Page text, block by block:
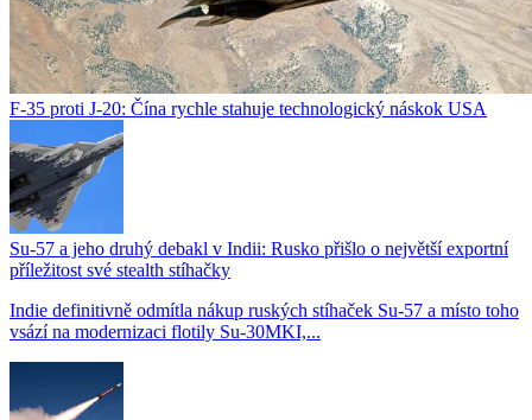
F-35 proti J-20: Čína rychle stahuje technologický náskok USA
Su-57 a jeho druhý debakl v Indii: Rusko přišlo o největší exportní
příležitost své stealth stíhačky
Indie definitivně odmítla nákup ruských stíhaček Su-57 a místo toho
vsází na modernizaci flotily Su-30MKI,...